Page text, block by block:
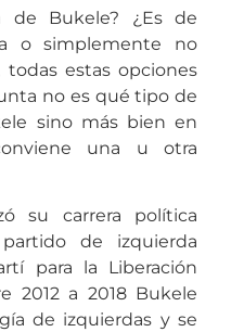
de Bukele? ¿Es de
o simplemente no
todas estas opciones
no es qué tipo de
sino más bien en
una u otra
su carrera política
de izquierda
para la Liberación
2012 a 2018 Bukele
de izquierdas y se